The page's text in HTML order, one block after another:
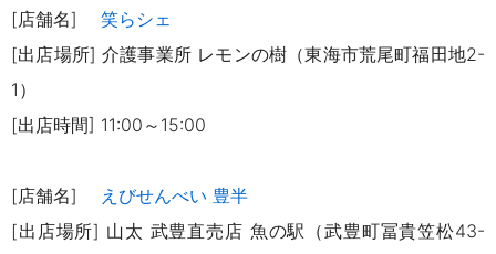
[店舗名] 笑らシェ
[出店場所] 介護事業所 レモンの樹（東海市荒尾町福田地2-
1）
[出店時間] 11:00～15:00
[店舗名]
えびせんべい 豊半
[出店場所] 山太 武豊直売店 魚の駅（武豊町冨貴笠松43-